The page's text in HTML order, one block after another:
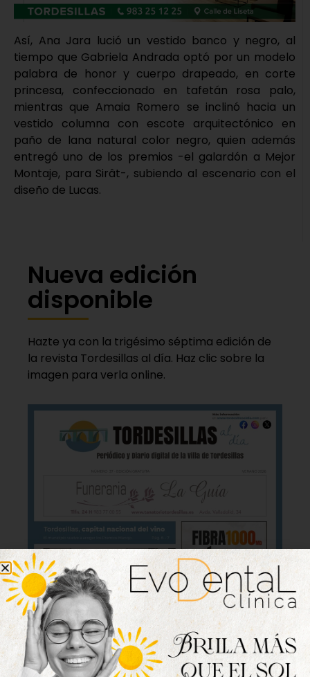
Así, Ana Jara lució un vestido banco y negro, al
tiempo que Gabriela Andrada optó por un modelo
palabra de honor y cuerpo drapeado, en corte
princesa, confeccionado en tafetán rosa palo,
mientras que Amaia Romero se inclinó hacia un
vestido columna con escote arquitectónico en
paño de lana natural color negro, quien además
entregó uno de los premios -el galardón a Mejor
Montaje, para Sirât-, subiendo al escenario con el
diseño de Lucas.
Nueva edición
disponible
Hazte ya con la trigésimo séptima edición de
la revista Tordesillas al día. Haz clic sobre la
imagen para verla online.